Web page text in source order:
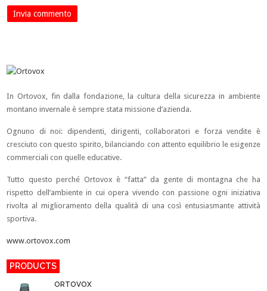
In Ortovox, fin dalla fondazione, la cultura della sicurezza in ambiente
montano invernale è sempre stata missione d’azienda.
Ognuno di noi: dipendenti, dirigenti, collaboratori e forza vendite è
cresciuto con questo spirito, bilanciando con attento equilibrio le esigenze
commerciali con quelle educative.
Tutto questo perché Ortovox è “fatta” da gente di montagna che ha
rispetto dell’ambiente in cui opera vivendo con passione ogni iniziativa
rivolta al miglioramento della qualità di una così entusiasmante attività
sportiva.
www.ortovox.com
PRODUCTS
ORTOVOX